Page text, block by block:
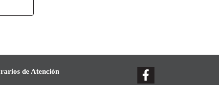
de Atención